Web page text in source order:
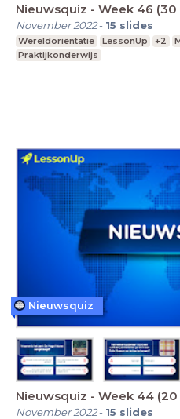
Nieuwsquiz - Week 46
November 2022- 15 slides
Wereldoriëntatie LessonUp +2
Praktijkonderwijs
Nieuwsquiz - Week 44
November 2022- 15 slides
Nieuwsquiz